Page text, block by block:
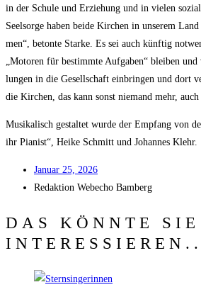
in der Schu­le und Erzie­hung und in vie­len
Seel­sor­ge haben bei­de Kir­chen in unse­rem
men“, beton­te Star­ke. Es sei auch künf­tig
„Moto­ren für bestimm­te Auf­ga­ben“ blei­ben
lun­gen in die Gesell­schaft ein­brin­gen und dort
die Kir­chen, das kann sonst nie­mand mehr,
Musi­ka­lisch gestal­tet wur­de der Emp­fang von
ihr Pia­nist“, Hei­ke Schmitt und Johan­nes Klehr.
Janu­ar 25, 2026
Redak­ti­on Web­echo Bamberg
DAS KÖNNTE SIE